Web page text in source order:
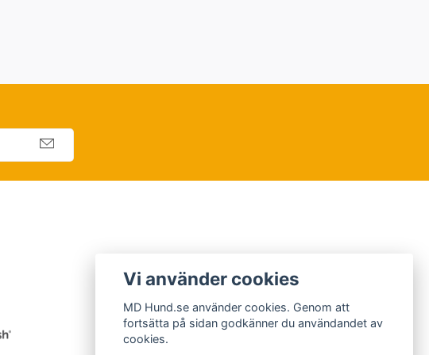
Vi använder cookies
MD Hund.se använder cookies. Genom att
fortsätta på sidan godkänner du användandet av
cookies.